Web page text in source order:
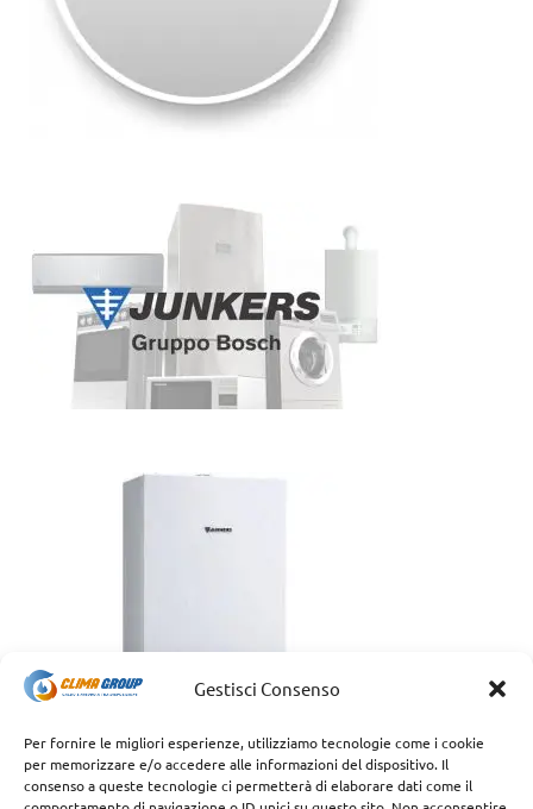
Gestisci Consenso
Per fornire le migliori esperienze, utilizziamo tecnologie come i cookie
per memorizzare e/o accedere alle informazioni del dispositivo. Il
consenso a queste tecnologie ci permetterà di elaborare dati come il